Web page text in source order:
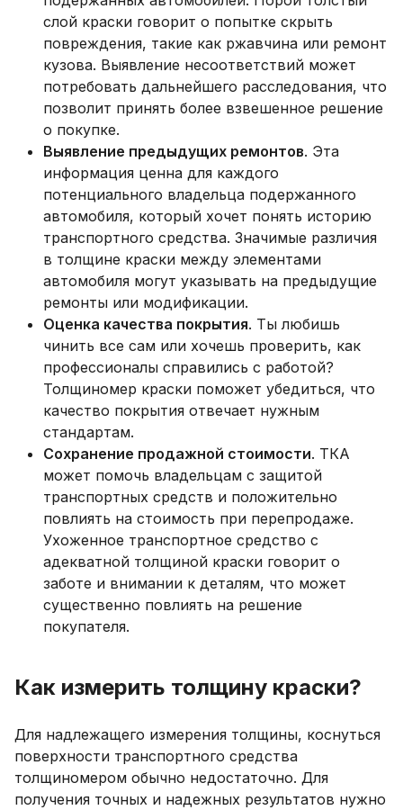
слой краски говорит о попытке скрыть
повреждения, такие как ржавчина или ремонт
кузова. Выявление несоответствий может
потребовать дальнейшего расследования, что
позволит принять более взвешенное решение
о покупке.
Выявление предыдущих ремонтов. Эта
информация ценна для каждого
потенциального владельца подержанного
автомобиля, который хочет понять историю
транспортного средства. Значимые различия
в толщине краски между элементами
автомобиля могут указывать на предыдущие
ремонты или модификации.
Оценка качества покрытия. Ты любишь
чинить все сам или хочешь проверить, как
профессионалы справились с работой?
Толщиномер краски поможет убедиться, что
качество покрытия отвечает нужным
стандартам.
Сохранение продажной стоимости. ТКА
может помочь владельцам с защитой
транспортных средств и положительно
повлиять на стоимость при перепродаже.
Ухоженное транспортное средство с
адекватной толщиной краски говорит о
заботе и внимании к деталям, что может
существенно повлиять на решение
покупателя.
Как измерить толщину краски?
Для надлежащего измерения толщины, коснуться
поверхности транспортного средства
толщиномером обычно недостаточно. Для
получения точных и надежных результатов нужно